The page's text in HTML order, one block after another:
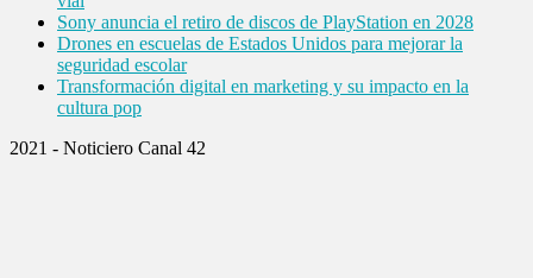
Sony anuncia el retiro de discos de PlayStation en 2028
Drones en escuelas de Estados Unidos para mejorar la
seguridad escolar
Transformación digital en marketing y su impacto en la
cultura pop
2021 - Noticiero Canal 42